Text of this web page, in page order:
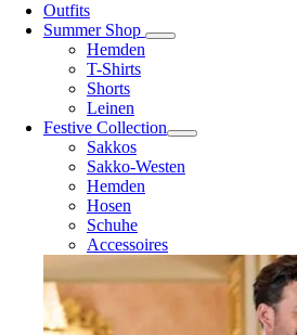
Outfits
Summer Shop
Hemden
T-Shirts
Shorts
Leinen
Festive Collection
Sakkos
Sakko-Westen
Hemden
Hosen
Schuhe
Accessoires